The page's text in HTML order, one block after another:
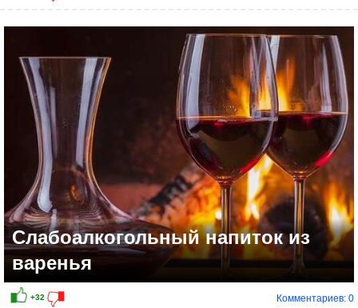
Слабоалкогольный напиток из
варенья
Комментариев: 0